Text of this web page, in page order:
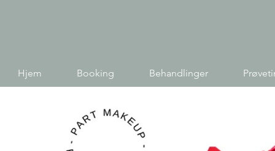
Hjem Booking Behandlinger